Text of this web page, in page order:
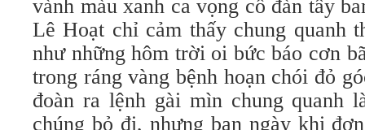
vành màu xanh ca vọng cổ đàn tây
Lê Hoạt chỉ cảm thấy chung quanh
như những hôm trời oi bức báo cơn
trong ráng vàng bệnh hoạn chói đỏ
đoàn ra lệnh gài mìn chung quanh
chúng bỏ đi, nhưng ban ngày khi